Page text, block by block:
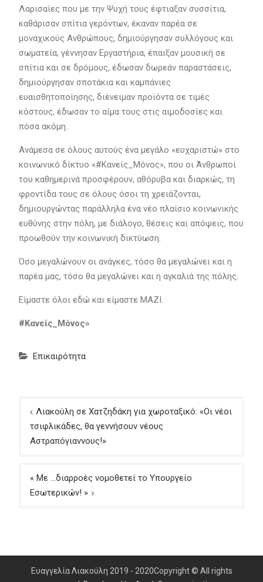
Λαρισαίες που με την Ψυχή τους έφτιαξαν συσσίτια,
καθάρισαν σπίτια γερόντων, έκαναν παρέα σε
μοναχικούς Ανθρώπους, δημιούργησαν συλλόγους και
σωματεία, γέννησαν Εργαστήρια, έπαιξαν μουσική σε
σπίτια και σε δρόμους, έδωσαν δωρεάν παραστάσεις,
δημιούργησαν σποτάκια και καμπάνιες
ευαισθητοποίησης, διένειμαν προϊόντα σε τιμές
κόστους, έδωσαν το αίμα τους στις αιμοδοσίες και
πόσα ακόμη..
Ανάμεσα σε όλους αυτούς ένα μεγάλο «ευχαριστώ» στο
κοινωνικό δίκτυο «#Κανείς_Μόνος», που οι Άνθρωποί
του καθημερινά προσφέρουν, αθόρυβα και διαρκώς, τη
φροντίδα τους σε όλους όσοι τη χρειάζονται,
δημιουργώντας παράλληλα ένα νέο πλαίσιο κοινωνικής
ευθύνης στην πόλη, με διάλογο, θέσεις και απόψεις, που
προωθούν την κοινωνική δικτύωση.
Όσο μεγαλώνουν οι ανάγκες, τόσο θα μεγαλώνει και η
παρέα μας, τόσο θα μεγαλώνει και η αγκαλιά της πόλης.
Είμαστε όλοι εδώ και είμαστε ΜΑΖΙ.
#Κανείς_Μόνος»
Επικαιρότητα
Πλοήγηση
άρθρων
Λιακούλη σε Χατζηδάκη για χωροταξικό: «Οι νέοι
τσιφλικάδες, θα γεννήσουν νέους
Αστραπόγιαννους!»
« Με …διαρροές νομοθετεί το Υπουργείο
Εσωτερικών! »
Ευαγγελία Λιακούλη 2019 - 2020Copyright © All rights